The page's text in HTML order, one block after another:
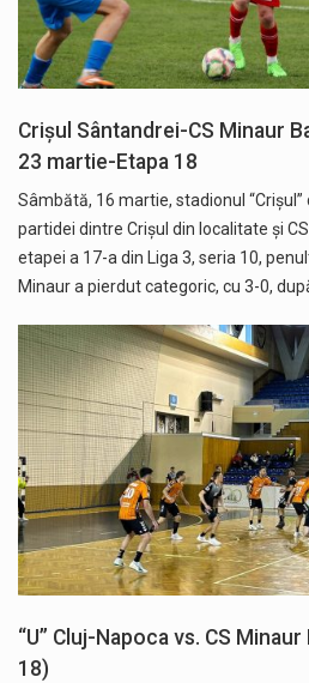
Crișul Sântandrei-CS Minaur
23 martie-Etapa 18
Sâmbătă, 16 martie, stadionul
partidei dintre Crișul din localitate și
etapei a 17-a din Liga 3, seria 10,
Minaur a pierdut categoric, cu 3-0,
“U” Cluj-Napoca vs. CS
18)